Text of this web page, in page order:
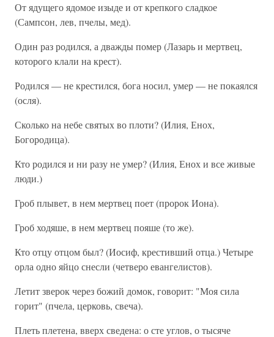
От ядущего ядомое изыде и от крепкого сладкое
(Сампсон, лев, пчелы, мед).
Один раз родился, а дважды помер (Лазарь и мертвец,
которого клали на крест).
Родился — не крестился, бога носил, умер — не покаялся
(осля).
Сколько на небе святых во плоти? (Илия, Енох,
Богородица).
Кто родился и ни разу не умер? (Илия, Енох и все живые
люди.)
Гроб плывет, в нем мертвец поет (пророк Иона).
Гроб ходяше, в нем мертвец пояше (то же).
Кто отцу отцом был? (Иосиф, крестивший отца.) Четыре
орла одно яйцо снесли (четверо евангелистов).
Летит зверок через божий домок, говорит: "Моя сила
горит" (пчела, церковь, свеча).
Плеть плетена, вверх сведена: о сте углов, о тысяче